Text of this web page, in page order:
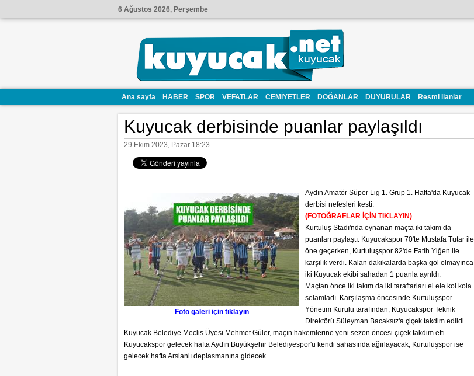
6 Ağustos 2026, Perşembe
Ana sayfa HABER SPOR VEFATLAR CEMİYETLER DOĞANLAR DUYURULAR Resmi ilanlar
Kuyucak derbisinde puanlar paylaşıldı
29 Ekim 2023, Pazar 18:23
Foto galeri için tıklayın
Aydın Amatör Süper Lig 1. Grup 1. Hafta'da Kuyucak
derbisi nefesleri kesti.
(FOTOĞRAFLAR İÇİN TIKLAYIN)
Kurtuluş Stadı'nda oynanan maçta iki takım da
puanları paylaştı. Kuyucakspor 70'te Mustafa Tutar ile
öne geçerken, Kurtuluşspor 82'de Fatih Yiğen ile
karşılık verdi. Kalan dakikalarda başka gol olmayınca
iki Kuyucak ekibi sahadan 1 puanla ayrıldı.
Maçtan önce iki takım da iki taraftarları el ele kol kola
selamladı. Karşılaşma öncesinde Kurtuluşspor
Yönetim Kurulu tarafından, Kuyucakspor Teknik
Direktörü Süleyman Bacaksız'a çiçek takdim edildi.
Kuyucak Belediye Meclis Üyesi Mehmet Güler, maçın hakemlerine yeni sezon öncesi çiçek takdim etti.
Kuyucakspor gelecek hafta Aydın Büyükşehir Belediyespor'u kendi sahasında ağırlayacak, Kurtuluşspor ise
gelecek hafta Arslanlı deplasmanına gidecek.